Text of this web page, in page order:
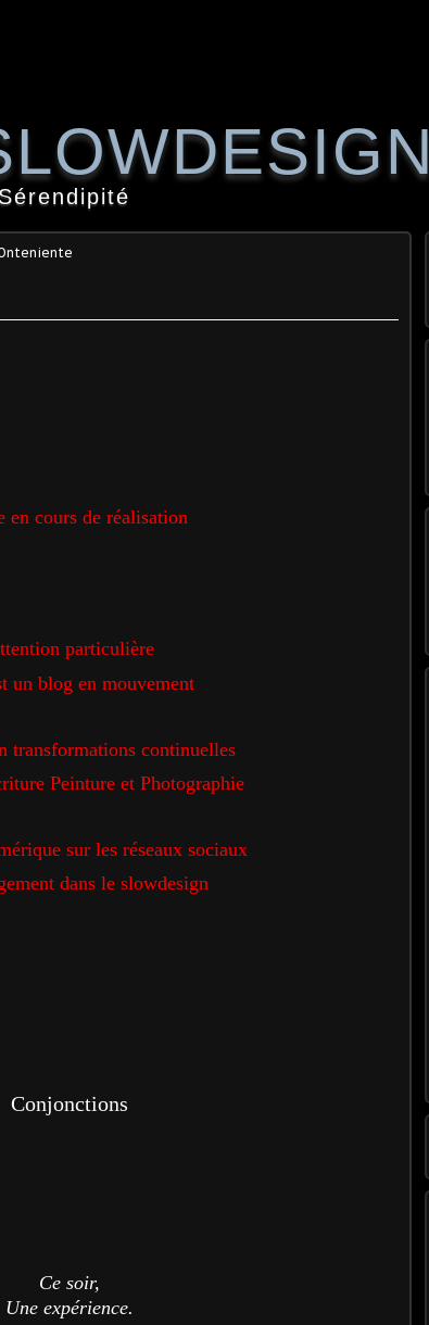
en cours de réalisation
particulière
un blog en mouvement
transformations continuelles
Peinture et Photographie
sur les réseaux sociaux
dans le slowdesign
Conjonctions
Ce soir,
Une expérience.